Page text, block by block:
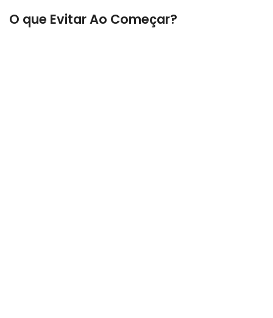
O que Evitar Ao Começar?